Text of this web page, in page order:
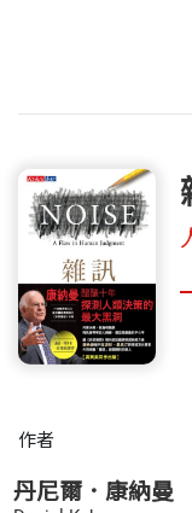
作者
丹尼爾．康納曼